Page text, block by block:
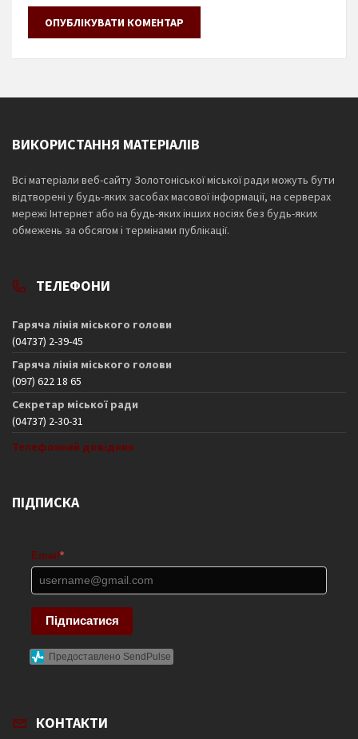
ВИКОРИСТАННЯ МАТЕРІАЛІВ
Всі матеріали веб-сайту Золотоніської міської ради можуть бути
відтворені у будь-яких засобах масової інформації, на серверах
мережі Інтернет або на будь-яких інших носіях без будь-яких
обмежень за обсягом і термінами публікації.
ТЕЛЕФОНИ
Гаряча лінія міського голови
(04737) 2-39-45
Гаряча лінія міського голови
(097) 622 18 65
Секретар міської ради
(04737) 2-30-31
Телефонний довідник
ПІДПИСКА
Email *
Підписатися
Предоставлено SendPulse
КОНТАКТИ